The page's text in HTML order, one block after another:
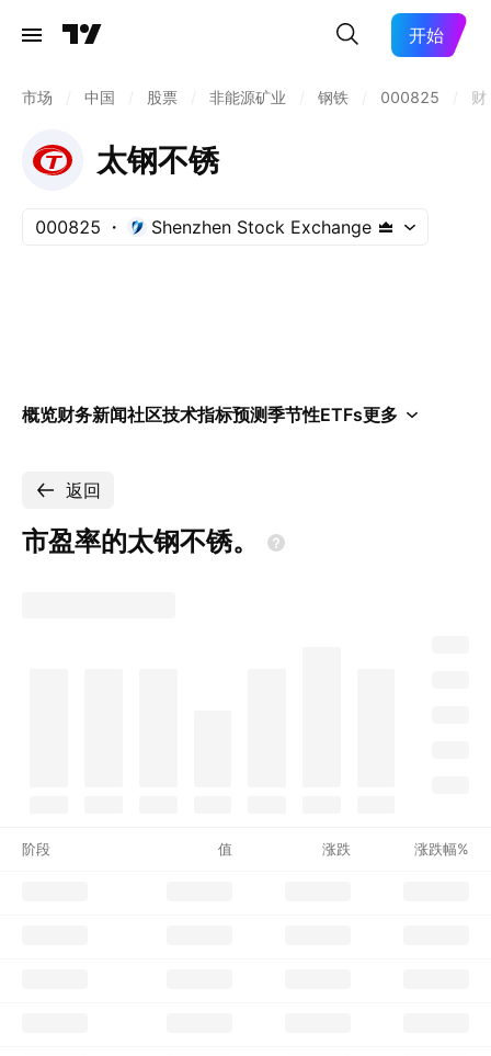
开始
市场 中国 股票 非能源矿业 钢铁 000825 财
太钢不锈
000825 Shenzhen Stock Exchange
概览财务新闻社区技术指标预测季节性ETFs更多
返回
市盈率的太钢不锈。
阶段 值 涨跌 涨跌幅%